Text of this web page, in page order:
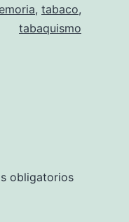
, tabaco,
tabaquismo
obligatorios